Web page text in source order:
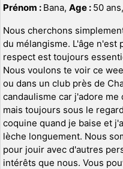
Prénom : Bana, Age : 50 ans,
Nous cherchons
du mélangisme. L'âge n'est
respect est toujours
Nous voulons te voir ce
ou dans un club près de
candaulisme car j'adore
mais toujours sous le
coquine quand je baise et
lèche longuement. Nous
pour jouir avec d'autres
intérêts que nous. Vous